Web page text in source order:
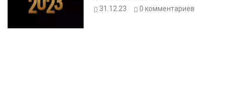
31.12.23 0 комментариев